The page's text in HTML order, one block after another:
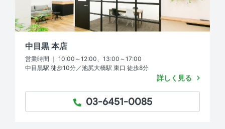
中目黒 本店
営業時間 ｜ 10:00～12:00、13:00～17:00
中目黒駅 徒歩10分／池尻大橋駅 東口 徒歩8分
TEL：
03-6451-0085
詳しく見る